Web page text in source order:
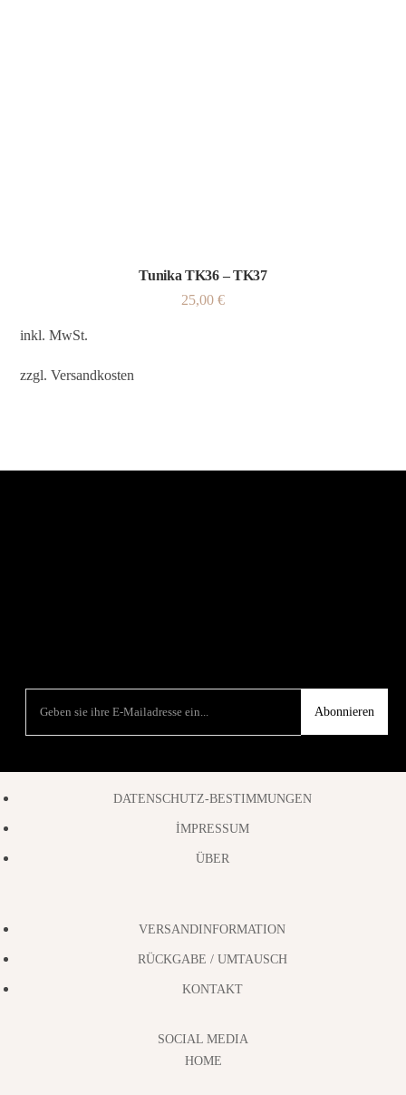
Tunika TK36 – TK37
25,00 €
inkl. MwSt.
zzgl.Versandkosten
Abonnieren
DATENSCHUTZ-BESTIMMUNGEN
İMPRESSUM
ÜBER
VERSANDINFORMATION
RÜCKGABE / UMTAUSCH
KONTAKT
SOCIAL MEDIA
HOME